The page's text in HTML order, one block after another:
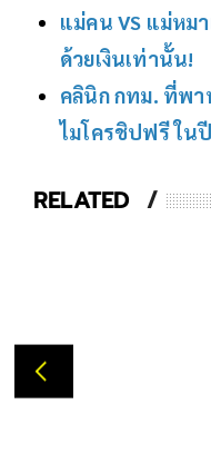
แม่คน VS แม่หม
ด้วยเงินเท่านั้น!
คลินิก กทม. ที่พา
ไมโครชิปฟรี ใน
RELATED